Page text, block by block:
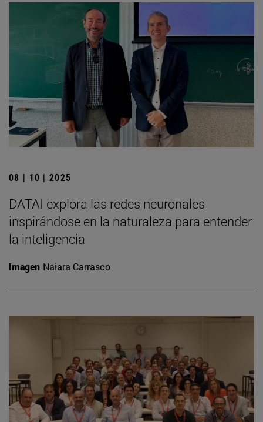
08 | 10 | 2025
DATAI explora las redes neuronales
inspirándose en la naturaleza para entender
la inteligencia
Imagen Naiara Carrasco